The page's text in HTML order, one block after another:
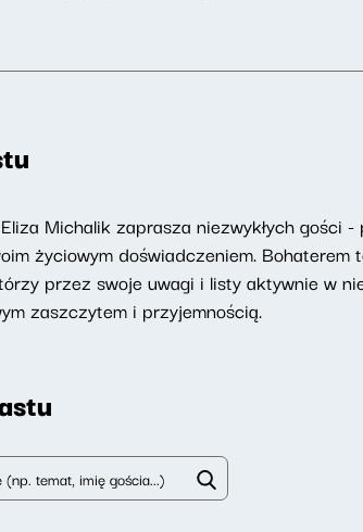
Michalik zaprasza niezwykłych
życiowym doświadczeniem.
przez swoje uwagi i listy aktywnie w
zaszczytem i przyjemnością.